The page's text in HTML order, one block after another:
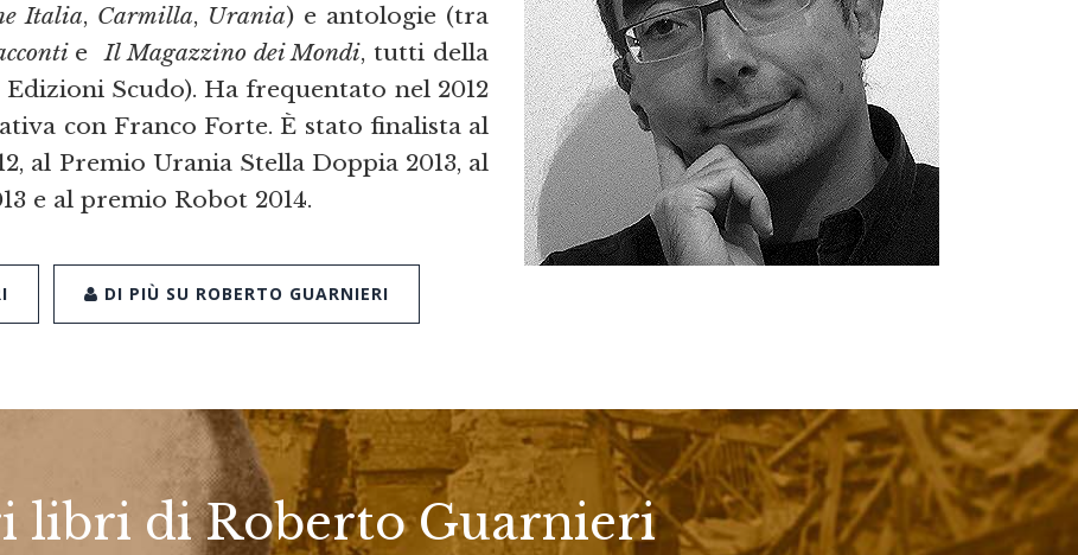
Italia, Carmilla, Urania) e antologie (tra
eIl Magazzino dei Mondi, tutti della
Scudo). Ha frequentato nel 2012
con Franco Forte. È stato finalista al
al Premio Urania Stella Doppia 2013, al
e al premio Robot 2014.
DI PIÙ SU ROBERTO GUARNIERI
libri di Roberto Guarnieri